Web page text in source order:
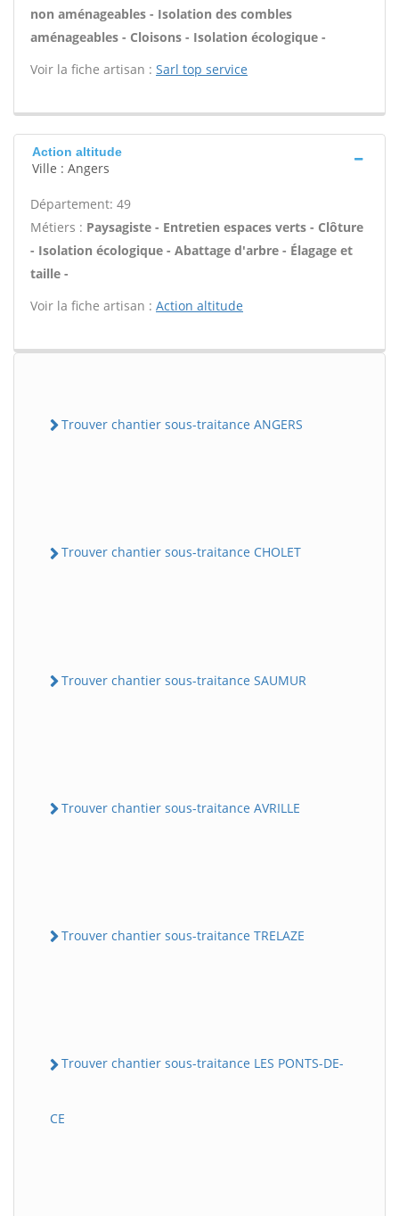
non aménageables - Isolation des combles
aménageables - Cloisons - Isolation écologique -
Voir la fiche artisan : Sarl top service
Action altitude
Ville : Angers
Département: 49
Métiers : Paysagiste - Entretien espaces verts - Clôture
- Isolation écologique - Abattage d'arbre - Élagage et
taille -
Voir la fiche artisan : Action altitude
Trouver chantier sous-traitance ANGERS
Trouver chantier sous-traitance CHOLET
Trouver chantier sous-traitance SAUMUR
Trouver chantier sous-traitance AVRILLE
Trouver chantier sous-traitance TRELAZE
Trouver chantier sous-traitance LES PONTS-DE-
CE